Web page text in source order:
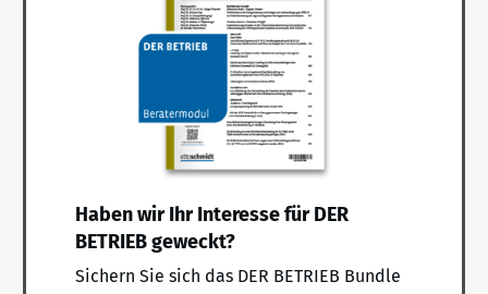
Haben wir Ihr Interesse für DER
BETRIEB geweckt?
Sichern Sie sich das DER BETRIEB Bundle